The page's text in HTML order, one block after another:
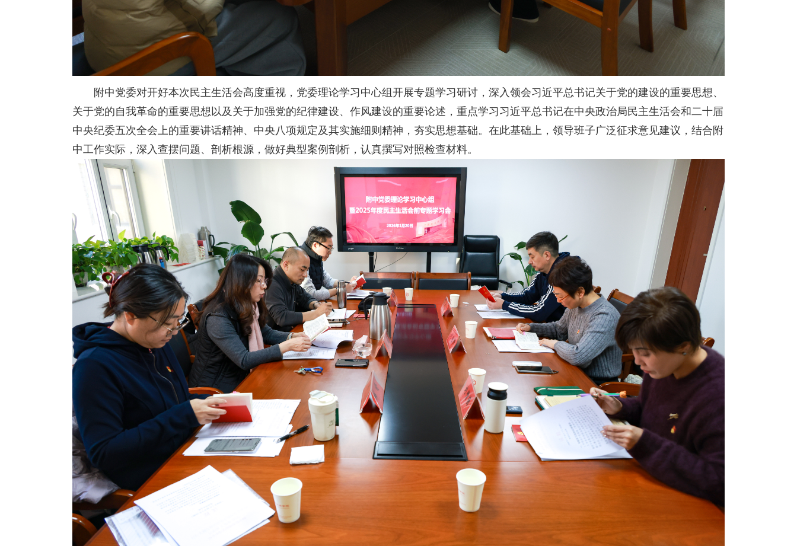
附中党委对开好本次民主生活会高度重视，党委理论学习中心组开展专题学习研讨，深入领会习近平总书记关于党的建设的重要思想、
关于党的自我革命的重要思想以及关于加强党的纪律建设、作风建设的重要论述，重点学习习近平总书记在中央政治局民主生活会和二十届
中央纪委五次全会上的重要讲话精神、中央八项规定及其实施细则精神，夯实思想基础。在此基础上，领导班子广泛征求意见建议，结合附
中工作实际，深入查摆问题、剖析根源，做好典型案例剖析，认真撰写对照检查材料。